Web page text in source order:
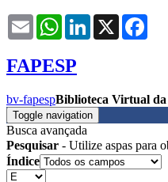
Email WhatsAppLinkedIn
X
FAPESP
bv-fapespBiblioteca Virtual
Toggle navigation
Busca avançada
Pesquisar - Utilize aspas para
Índice